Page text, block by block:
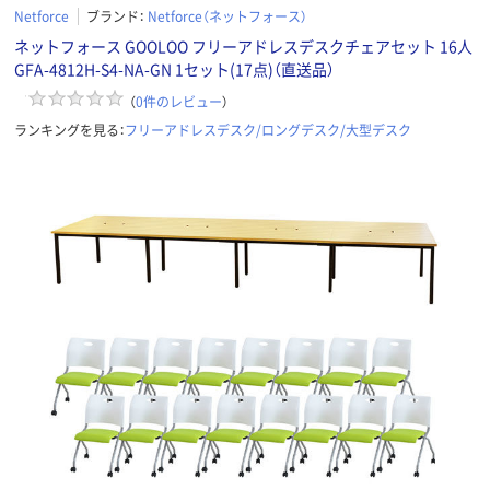
Netforce ブランド： Netforce（ネットフォース）
ネットフォース GOOLOO フリーアドレスデスクチェアセット 16人
GFA-4812H-S4-NA-GN 1セット(17点)（直送品）
（0件のレビュー）
ランキングを見る：フリーアドレスデスク/ロングデスク/大型デスク